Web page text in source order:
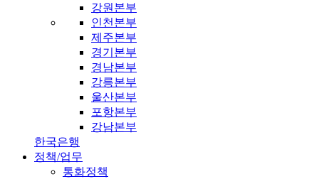
강원본부
인천본부
제주본부
경기본부
경남본부
강릉본부
울산본부
포항본부
강남본부
한국은행
정책/업무
통화정책